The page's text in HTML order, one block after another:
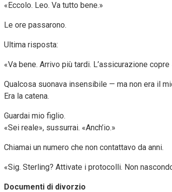
«Eccolo. Leo. Va tutto bene.»
Le ore passarono.
Ultima risposta:
«Va bene. Arrivo più tardi. L’assicurazione
Qualcosa suonava insensibile — ma non era il
Era la catena.
Guardai mio figlio.
«Sei reale», sussurrai. «Anch’io.»
Chiamai un numero che non contattavo da anni.
«Sig. Sterling? Attivate i protocolli. Non
Documenti di divorzio